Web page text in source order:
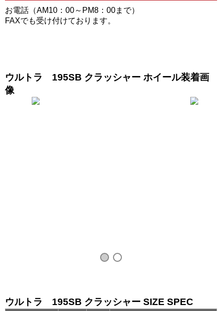
お電話（AM10：00～PM8：00まで）
FAXでも受け付けております。
ウルトラ 195SB クラッシャー ホイール装着画
像
ウルトラ 195SB クラッシャー SIZE SPEC